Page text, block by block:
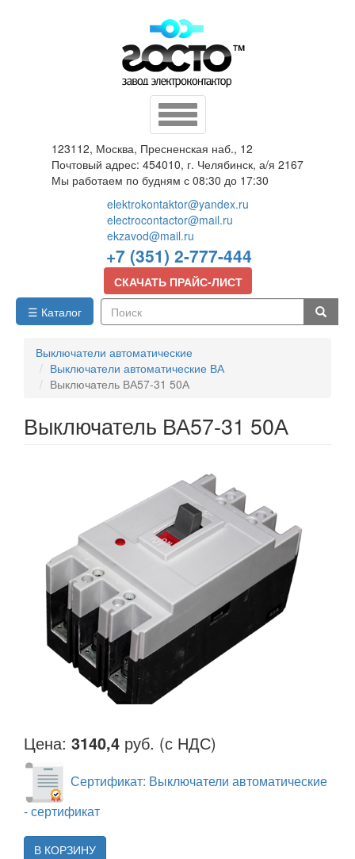
Toggle
navigation
123112, Москва, Пресненская наб., 12
Почтовый адрес: 454010, г. Челябинск, а/я 2167
Мы работаем по будням с 08:30 до 17:30
elektrokontaktor@yandex.ru
electrocontactor@mail.ru
ekzavod@mail.ru
+7 (351) 2-777-444
СКАЧАТЬ ПРАЙС-ЛИСТ
☰ Каталог
Выключатели автоматические
Выключатели автоматические ВА
Выключатель ВА57-31 50А
Выключатель ВА57-31 50А
Цена: 3140,4 руб. (с НДС)
Сертификат: Выключатели автоматические
- сертификат
В КОРЗИНУ